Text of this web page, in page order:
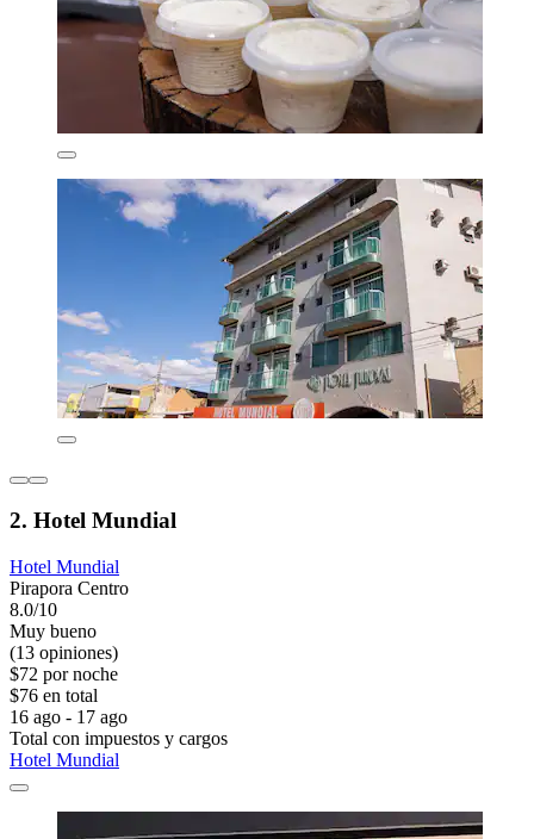
2. Hotel Mundial
Hotel Mundial
Pirapora Centro
8.0/10
Muy bueno
(13 opiniones)
$72 por noche
$76 en total
16 ago - 17 ago
Total con impuestos y cargos
Hotel Mundial